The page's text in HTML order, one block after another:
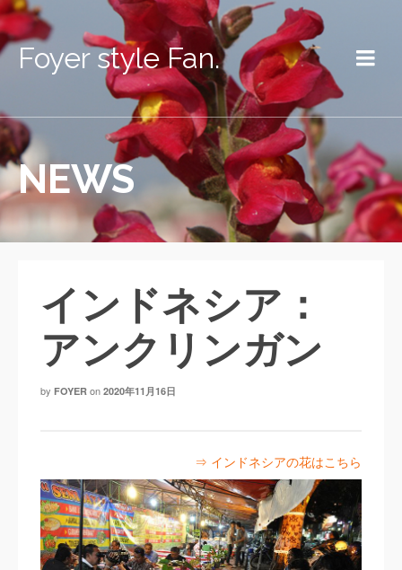
Foyer style Fan.
NEWS
インドネシア：
アンクリンガン
by FOYER on 2020年11月16日
⇒ インドネシアの花はこちら